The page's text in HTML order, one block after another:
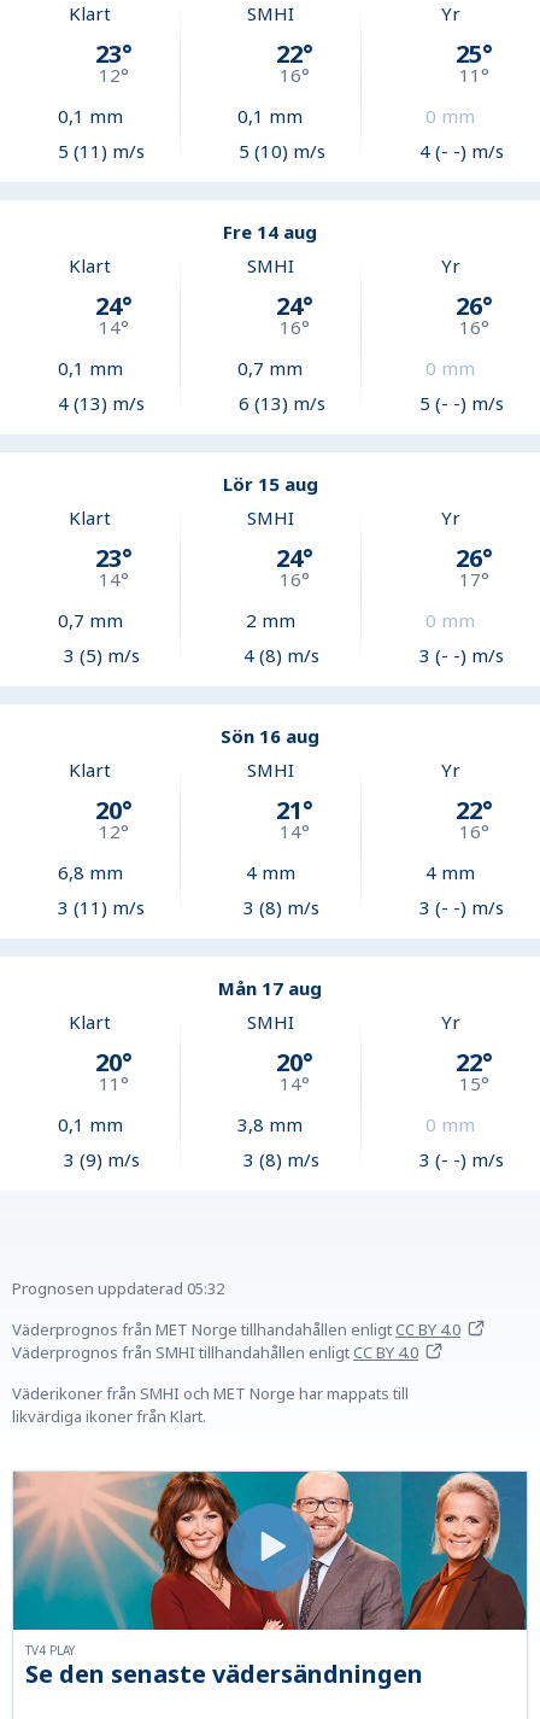
Klart
23°
12°
0,1 mm
5 (11) m/s
SMHI
22°
16°
0,1 mm
5 (10) m/s
Yr
25°
11°
0 mm
4 (- -) m/s
Fre 14 aug
Klart
24°
14°
0,1 mm
4 (13) m/s
SMHI
24°
16°
0,7 mm
6 (13) m/s
Yr
26°
16°
0 mm
5 (- -) m/s
Lör 15 aug
Klart
23°
14°
0,7 mm
3 (5) m/s
SMHI
24°
16°
2 mm
4 (8) m/s
Yr
26°
17°
0 mm
3 (- -) m/s
Sön 16 aug
Klart
20°
12°
6,8 mm
3 (11) m/s
SMHI
21°
14°
4mm
3 (8) m/s
Yr
22°
16°
4 mm
3 (- -) m/s
Mån 17 aug
Klart
20°
11°
0,1 mm
3 (9) m/s
SMHI
20°
14°
3,8 mm
3 (8) m/s
Yr
22°
15°
0 mm
3 (- -) m/s
Prognosen uppdaterad 05:32
Väderprognos från MET Norge tillhandahållen enligtCC BY 4.0
Väderprognos från SMHI tillhandahållen enligtCC BY 4.0
Väderikoner från SMHI och MET Norge har mappats till
likvärdiga ikoner från Klart.
Se den senaste vädersändningen
TV4 PLAY